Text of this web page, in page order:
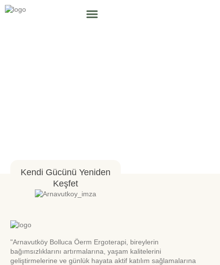
Kendi Gücünü Yeniden
Keşfet
"Arnavutköy Bolluca Öerm Ergoterapi, bireylerin
bağımsızlıklarını artırmalarına, yaşam kalitelerini
geliştirmelerine ve günlük hayata aktif katılım sağlamalarına